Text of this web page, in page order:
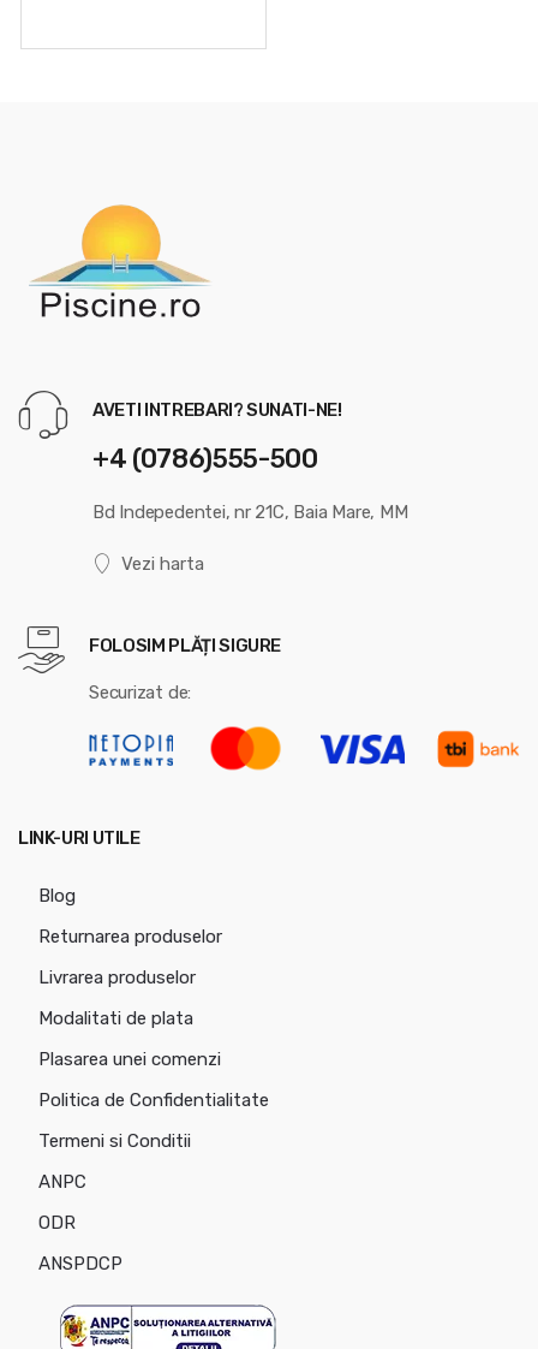
80.00 lei
AVETI INTREBARI? SUNATI-NE!
+4 (0786)555-500
Bd Indepedentei, nr 21C, Baia Mare, MM
Vezi harta
FOLOSIM PLĂȚI SIGURE
Securizat de:
LINK-URI UTILE
Blog
Returnarea produselor
Livrarea produselor
Modalitati de plata
Plasarea unei comenzi
Politica de Confidentialitate
Termeni si Conditii
ANPC
ODR
ANSPDCP